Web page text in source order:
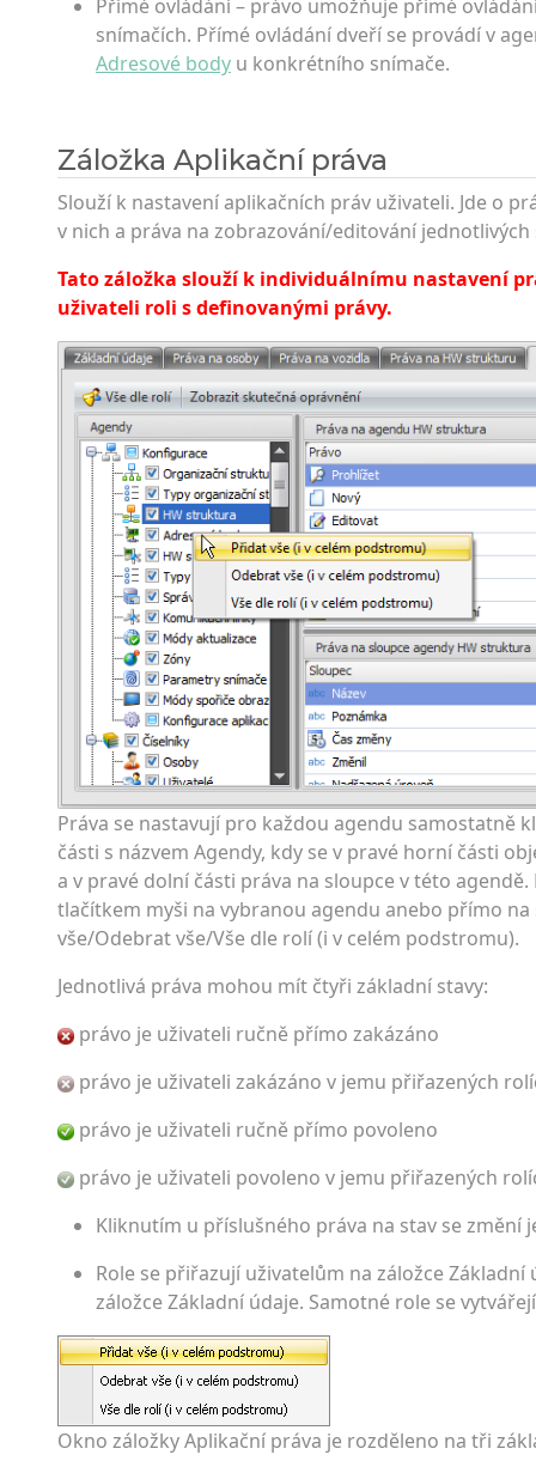
Přímé ovládání – právo umožňuje přímé
snímačích. Přímé ovládání dveří se provádí v
Adresové body u konkrétního snímače.
Záložka Aplikační práva
Slouží k nastavení aplikačních práv uživateli. Jde o
v nich a práva na zobrazování/e­ditování jednotlivých
Tato záložka slouží k individuálnímu nastavení
uživateli roli s definovanými prá­vy.
Práva se nastavují pro každou agendu samostatně
části s názvem Agendy, kdy se v pravé horní části
a v pravé dolní části práva na sloupce v této
tlačítkem myši na vybranou agendu anebo přímo
vše/Odebrat vše/Vše dle rolí (i v celém podstromu).
Jednotlivá práva mohou mít čtyři základní stavy:
právo je uživateli ručně přímo zakázáno
právo je uživateli zakázáno v jemu přiřazených
právo je uživateli ručně přímo povoleno
právo je uživateli povoleno v jemu přiřazených
Kliknutím u příslušného práva na stav se změní
Role se přiřazují uživatelům na záložce
záložce Základní údaje. Samotné role se
Okno záložky Aplikační práva je rozděleno na tři